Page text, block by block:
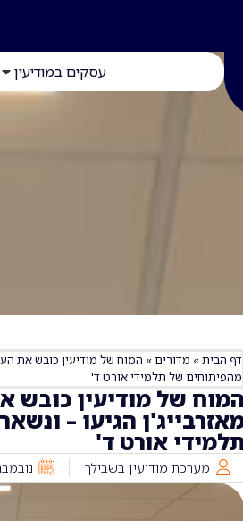
עסקים במודיעין
דף הבית» מדורים » המוח של מודיעין כובש את
מהפיתוחים של תלמידי אורט ד'
המוח של מודיעין כובש
הגיעו –
תלמידי אורט ד'
מערכת מודיעין בשבילך נובמבר 3,